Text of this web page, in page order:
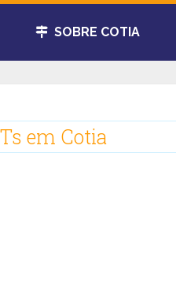
SOBRE COTIA
em Cotia